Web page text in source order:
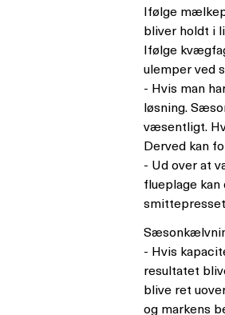
Ifølge
bliver holdt i
Ifølge
ulemper ved
- Hvis man
løsning.
væsentligt.
Derved kan
- Ud over at
flueplage
- Hvis
resultatet
blive ret
og markens